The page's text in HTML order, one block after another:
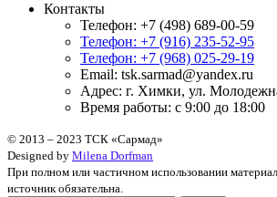
Контакты
Телефон: +7 (498) 689-00-59
Телефон: +7 (916) 235-52-95
Телефон: +7 (968) 025-29-19
Email: tsk.sarmad@yandex.ru
Адрес: г. Химки, ул.
Время работы: с 9:00 до 18:00
© 2013 – 2023 ТСК «Сармад»
Designed by Milena Dorfman
При полном или частичном использовании
источник обязательна.